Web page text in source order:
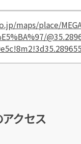
maps/place/
クセス